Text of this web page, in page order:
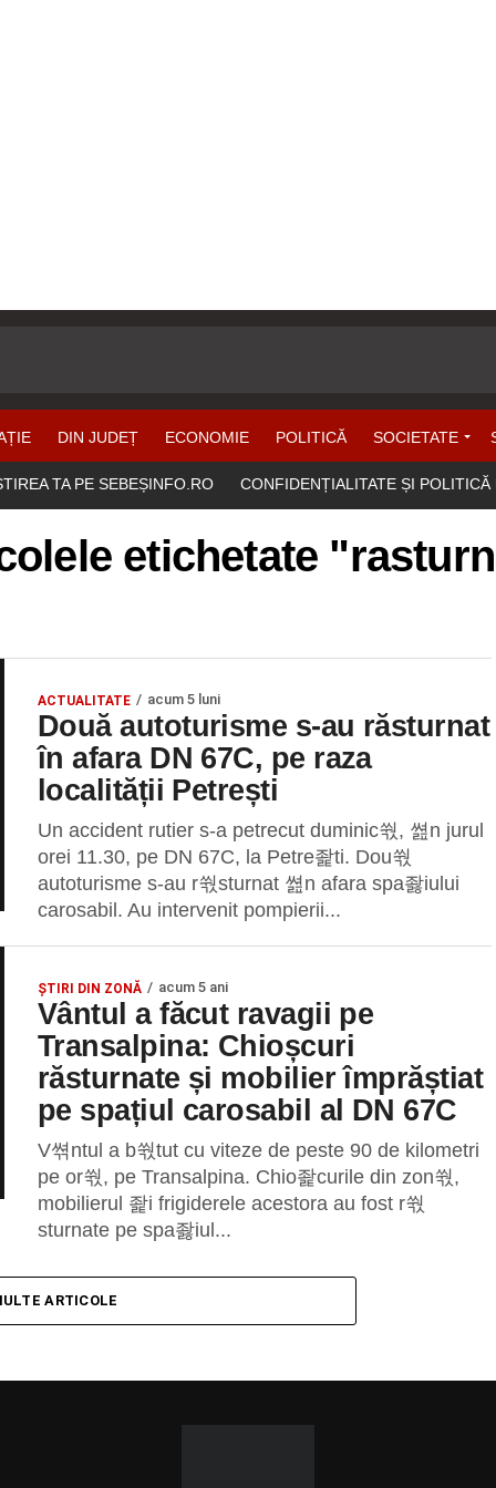
DIN JUDEȚ ECONOMIE POLITICĂ SOCIETATE
TA PE SEBEȘINFO.RO CONFIDENȚIALITATE ȘI POLITICĂ
etichetate
ACTUALITATE acum 5 luni
Două autoturisme s-au răsturnat
în afara DN 67C, pe raza
localității Petrești
Un accident rutier s-a petrecut duminic쒃, 쎮n jurul
orei 11.30, pe DN 67C, la Petre좙ti. Dou쒃
autoturisme s-au r쒃sturnat 쎮n afara spa좛iului
carosabil. Au intervenit pompierii...
ȘTIRI DIN ZONĂ acum 5 ani
Vântul a făcut ravagii pe
Transalpina: Chioșcuri
răsturnate și mobilier împrăștiat
pe spațiul carosabil al DN 67C
V쎢ntul a b쒃tut cu viteze de peste 90 de kilometri
pe or쒃, pe Transalpina. Chio좙curile din zon쒃,
mobilierul 좙i frigiderele acestora au fost r쒃
sturnate pe spa좛iul...
ARTICOLE